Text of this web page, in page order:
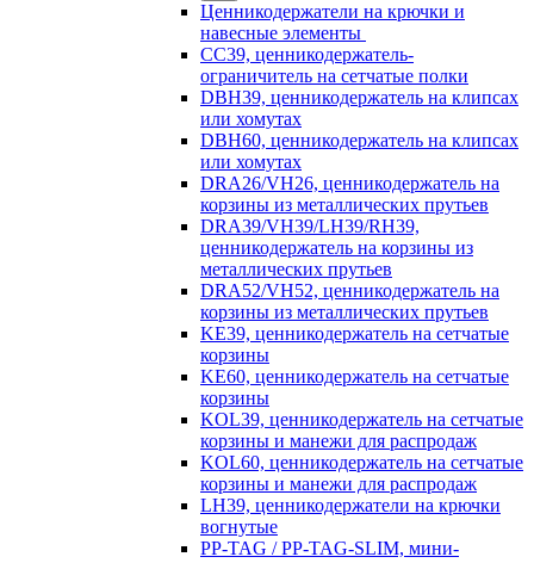
Ценникодержатели на крючки и
навесные элементы
CC39, ценникодержатель-
ограничитель на сетчатые полки
DBH39, ценникодержатель на клипсах
или хомутах
DBH60, ценникодержатель на клипсах
или хомутах
DRA26/VH26, ценникодержатель на
корзины из металлических прутьев
DRA39/VH39/LH39/RH39,
ценникодержатель на корзины из
металлических прутьев
DRA52/VH52, ценникодержатель на
корзины из металлических прутьев
KE39, ценникодержатель на сетчатые
корзины
KE60, ценникодержатель на сетчатые
корзины
KOL39, ценникодержатель на сетчатые
корзины и манежи для распродаж
KOL60, ценникодержатель на сетчатые
корзины и манежи для распродаж
LH39, ценникодержатели на крючки
вогнутые
PP-TAG / PP-TAG-SLIM, мини-